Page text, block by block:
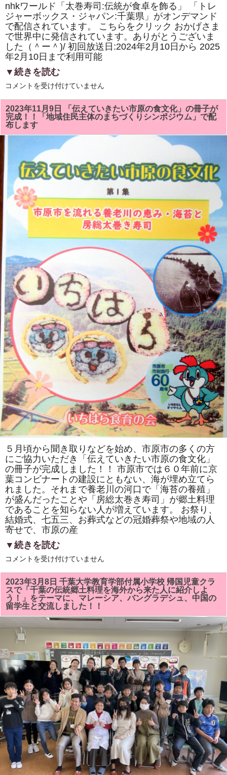
の
創
作
柄
に
こ
め
ら
れ
た・
も
な
し
精
神」
が
掲
載
nhkワールド「太巻寿司:伝統が食卓を飾る」 「トレ
ジャーボックス・ジャパン:千葉県」がオンデマンド
で配信されています。 こちらをクリック おかげさま
で世界中に発信されています。ありがとうございま
した（＾ー＾)/ 初回放送日:2024年2月10日から 2025
年2月10日まで利用可能
▼続きを読む
国
放
送
「ｎ
ｈ
ｋ
ワ
ー
た
「太
が
食
卓
を
飾
る」
「ト
レ
ジ
ャ
ー
ボ
ッ
ク
ス・
ジ
ャ
パ
ン：
千
葉
県」
は
オ
ン
デ
マ
ン
ド
で
見
る
こ
と
が
で
き
ま
す。
は
コメントを受け付けていません
2023年11月9日 「伝えていきたい市原の食文化」の冊子が
完成！！「地域住民主体のまちづくりシンポジウム」で配
布します
５月頃から聞き取りなどを始め、市原市の多くの方
にご協力いただき「伝えていきたい市原の食文化」
の冊子が完成しました！！ 市原市では６０年前に京
葉コンビナートの建設にともない、海が埋め立てら
れました。それまで養老川の河口で「海苔の養殖」
が盛んだったことや「房総太巻き寿司」が郷土料理
であることを知らない人が増えています。 お祭り、
結婚式、七五三、お葬式などの冠婚葬祭や地域の人
寄せで、市原の産
▼続きを読む
「伝
て
い
き
た
い
市
原
化」
の
冊
子
が
完
成！！
「地
域
住
民
体
の
ま
ち
づ
く
り
コメントを受け付けていません
2023年3月8日 千葉大学教育学部付属小学校 帰国児童クラ
スで「千葉の伝統郷土料理を海外から来た人に紹介しよ
う！」をテーマに、マレーシア、バングラデシュ、中国の
留学生と交流しました！！